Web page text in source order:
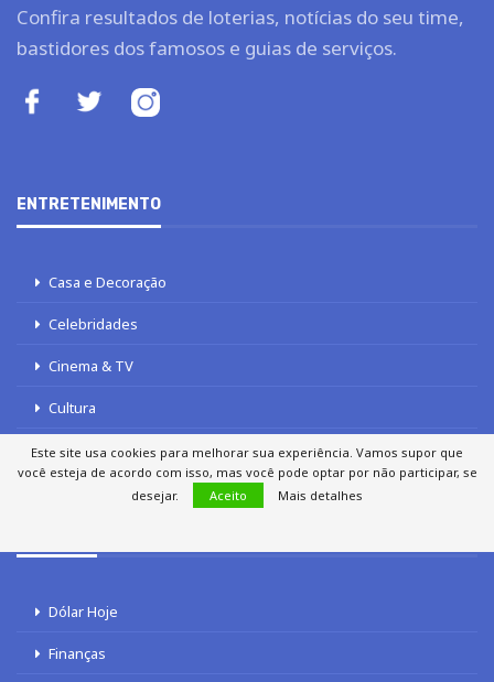
Confira resultados de loterias, notícias do seu time,
bastidores dos famosos e guias de serviços.
ENTRETENIMENTO
Casa e Decoração
Celebridades
Cinema & TV
Cultura
Gastronomia
Dólar Hoje
Finanças
Este site usa cookies para melhorar sua experiência. Vamos supor que
você esteja de acordo com isso, mas você pode optar por não participar, se
desejar.
Aceito Mais detalhes